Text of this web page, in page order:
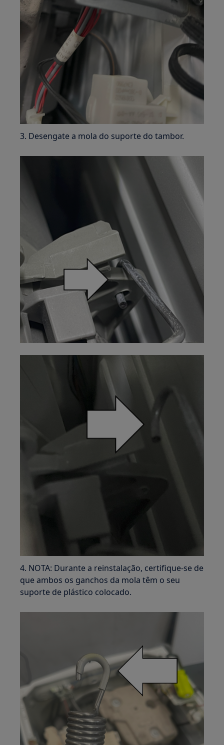
3. Desengate a mola do suporte do tambor.
4. NOTA: Durante a reinstalação, certifique-se de
que ambos os ganchos da mola têm o seu
suporte de plástico colocado.